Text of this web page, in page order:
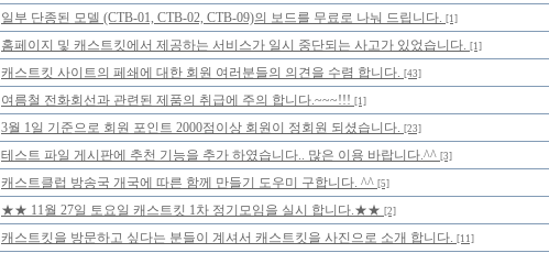
일부 단종된 모델 (CTB-01, CTB-02, CTB-09)의 보드를 무료로 나눠 드립니다. [1]
홈페이지 및 캐스트킷에서 제공하는 서비스가 일시 중단되는 사고가 있었습니다. [1]
캐스트킷 사이트의 페쇄에 대한 회원 여러분들의 의견을 수렴 합니다. [43]
여름철 전화회선과 관련된 제품의 취급에 주의 합니다.~~~!!! [1]
3월 1일 기준으로 회원 포인트 2000점이상 회원이 정회원 되셨습니다. [23]
테스트 파일 게시판에 추천 기능을 추가 하였습니다.. 많은 이용 바랍니다.^^ [3]
캐스트클럽 방송국 개국에 따른 함께 만들기 도우미 구합니다. ^^ [5]
★★ 11월 27일 토요일 캐스트킷 1차 정기모임을 실시 합니다.★★ [2]
캐스트킷을 방문하고 싶다는 분들이 계셔서 캐스트킷을 사진으로 소개 합니다. [11]